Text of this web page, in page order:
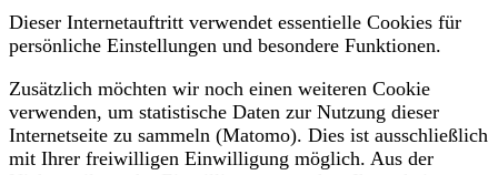
Dieser Internetauftritt verwendet essentielle Cookies für
persönliche Einstellungen und besondere Funktionen.
Zusätzlich möchten wir noch einen weiteren Cookie
verwenden, um statistische Daten zur Nutzung dieser
Internetseite zu sammeln (Matomo). Dies ist ausschließlich
mit Ihrer freiwilligen Einwilligung möglich. Aus der